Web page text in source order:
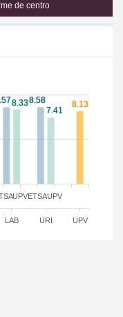
de centro
ETSA
UPV UPV
LAB URI UPV